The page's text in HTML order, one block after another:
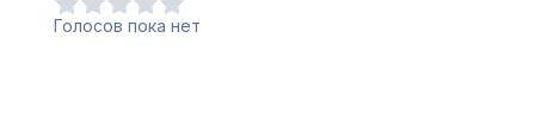
Голосов пока нет